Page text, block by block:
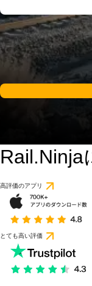
Rail.Ninja
高評価のアプリ
とても高い評価